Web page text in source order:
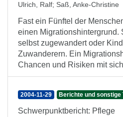
Ulrich, Ralf; Saß, Anke-Christine
Fast ein Fünftel der
einen Migrationshintergrund.
selbst zugewandert oder
Zuwanderern. Ein
Chancen und Risiken mit
2004-11-29 Berichte und sonstige
Schwerpunktbericht: Pflege